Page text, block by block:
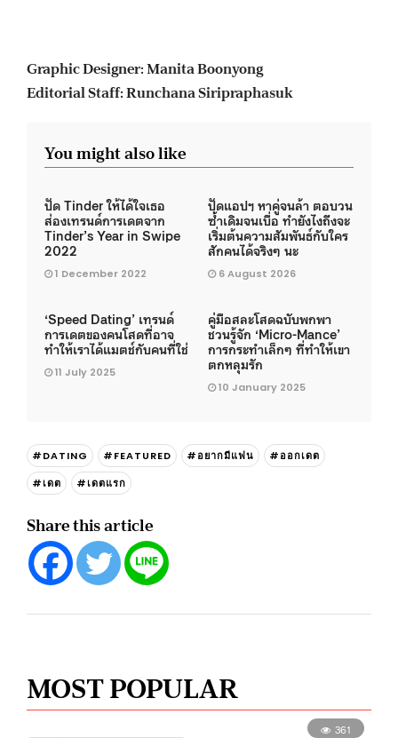
Graphic Designer: Manita Boonyong
Editorial Staff: Runchana Siripraphasuk
You might also like
ปัด Tinder ให้ได้ใจเธอ
ส่องเทรนด์การเดตจาก
Tinder’s Year in Swipe
2022
1 December 2022
ปัดแอปฯ หาคู่จนล้า ตอบวน
ซ้ำเดิมจนเบื่อ ทำยังไงถึงจะ
เริ่มต้นความสัมพันธ์กับใคร
สักคนได้จริงๆ นะ
6 August 2026
‘Speed Dating’ เทรนด์
การเดตของคนโสดที่อาจ
ทำให้เราได้แมตช์กับคนที่ใช่
11 July 2025
คู่มือสละโสดฉบับพกพา
ชวนรู้จัก ‘Micro-Mance’
การกระทำเล็กๆ ที่ทำให้เขา
ตกหลุมรัก
10 January 2025
#DATING #FEATURED #อยากมีแฟน
#ออกเดต
#เดต
#เดตแรก
Share this article
MOST POPULAR
361